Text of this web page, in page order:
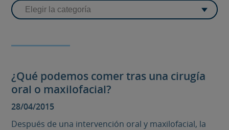
¿Qué podemos comer tras una cirugía
oral o maxilofacial?
28/04/2015
Después de una intervención oral y maxilofacial, la